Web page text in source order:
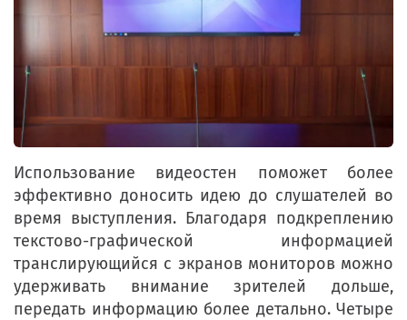
Использование видеостен поможет более
эффективно доносить идею до слушателей во
время выступления. Благодаря подкреплению
текстово-графической информацией
транслирующийся с экранов мониторов можно
удерживать внимание зрителей дольше,
передать информацию более детально. Четыре